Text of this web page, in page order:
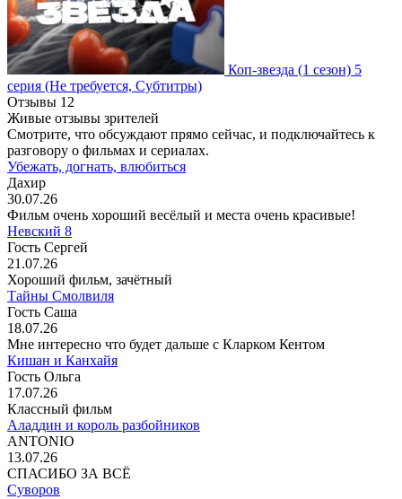
Коп-звезда (1 сезон) 5
серия (Не требуется, Субтитры)
Отзывы 12
Живые отзывы зрителей
Смотрите, что обсуждают прямо сейчас, и подключайтесь к
разговору о фильмах и сериалах.
Убежать, догнать, влюбиться
Дахир
30.07.26
Фильм очень хороший весёлый и места очень красивые!
Невский 8
Гость Сергей
21.07.26
Хороший фильм, зачётный
Тайны Смолвиля
Гость Саша
18.07.26
Мне интересно что будет дальше с Кларком Кентом
Кишан и Канхайя
Гость Ольга
17.07.26
Классный фильм
Аладдин и король разбойников
ANTONIO
13.07.26
СПАСИБО ЗА ВСЁ
Суворов